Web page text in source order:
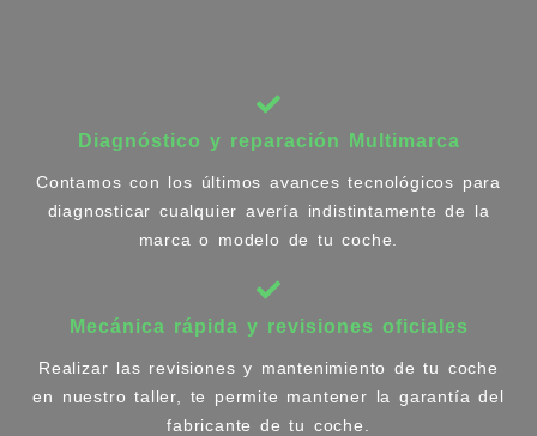
Diagnóstico y reparación Multimarca
Contamos con los últimos avances tecnológicos para
diagnosticar cualquier avería indistintamente de la
marca o modelo de tu coche.
Mecánica rápida y revisiones oficiales
Realizar las revisiones y mantenimiento de tu coche
en nuestro taller, te permite mantener la garantía del
fabricante de tu coche.